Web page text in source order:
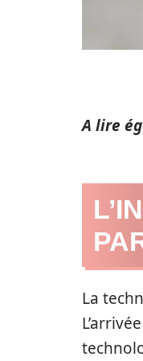
A lire
La